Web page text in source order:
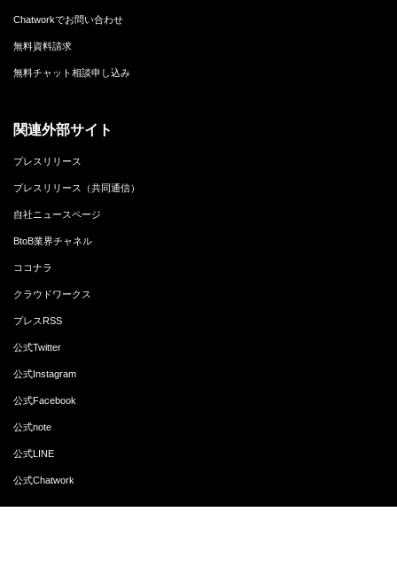
Chatworkでお問い合わせ
無料資料請求
無料チャット相談申し込み
関連外部サイト
プレスリリース
プレスリリース（共同通信）
自社ニュースページ
BtoB業界チャネル
ココナラ
クラウドワークス
プレスRSS
公式Twitter
公式Instagram
公式Facebook
公式note
公式LINE
公式Chatwork